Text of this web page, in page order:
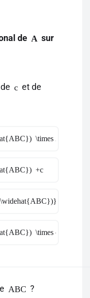
de A sur
c et de
\times 2c
+c
\times c
ABC ?